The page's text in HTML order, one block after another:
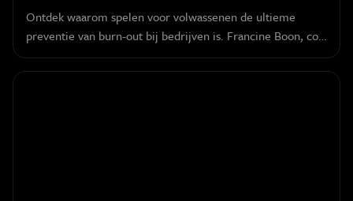
Ontdek waarom spelen voor volwassenen de ultieme
preventie van burn-out bij bedrijven is. Francine Boon, co-
regisseur van Sherlocked, deelt de magie van
meeslepende teamervaringen.